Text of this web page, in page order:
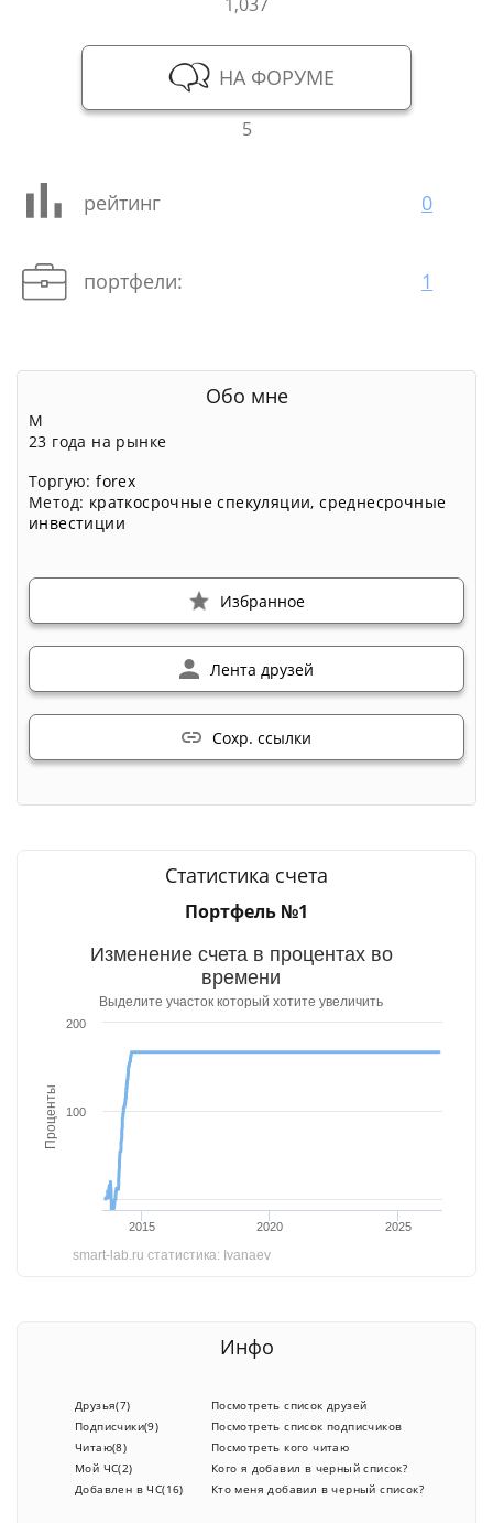
НА ФОРУМЕ
5
рейтинг 0
портфели: 1
Обо мне
М
23 года на рынке
Торгую:forex
Метод: краткосрочные спекуляции,среднесрочные
инвестиции
Избранное
Лента друзей
Сохр. ссылки
Статистика счета
Портфель №1
smart-lab.ru статистика: Ivanaev
Проценты
Изменение счета в процентах во
времени
Выделите участок который хотите увеличить
2015 2020 2025
100
200
Инфо
Друзья(7)
Подписчики(9)
Читаю(8)
Мой ЧС(2)
Добавлен в ЧС(16)
Посмотреть список друзей
Посмотреть список подписчиков
Посмотреть кого читаю
Кого я добавил в черный список?
Кто меня добавил в черный список?